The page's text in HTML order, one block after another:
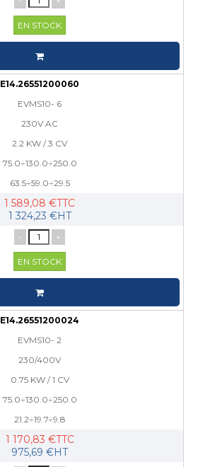
EN STOCK
E14.26551200060
EVMS10- 6
230V AC
2.2 KW / 3 CV
75.0÷130.0÷250.0
63.5÷59.0÷29.5
1 589,08 €TTC
1 324,23 €HT
- +
EN STOCK
E14.26551200024
EVMS10- 2
230/400V
0.75 KW / 1 CV
75.0÷130.0÷250.0
21.2÷19.7÷9.8
1 170,83 €TTC
975,69 €HT